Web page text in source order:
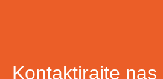
Kontaktirajte nas